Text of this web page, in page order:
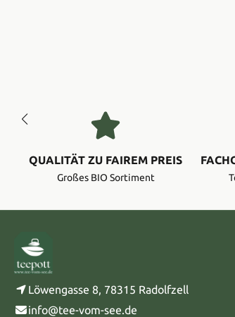
QUALITÄT ZU FAIREM PREIS
Großes BIO Sortiment
Löwengasse 8, 78315 Radolfzell
info@tee-vom-see.de